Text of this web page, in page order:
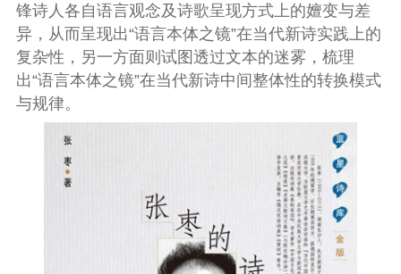
锋诗人各自语言观念及诗歌呈现方式上的嬗变与差
异，从而呈现出“语言本体之镜”在当代新诗实践上的
复杂性，另一方面则试图透过文本的迷雾，梳理
出“语言本体之镜”在当代新诗中间整体性的转换模式
与规律。